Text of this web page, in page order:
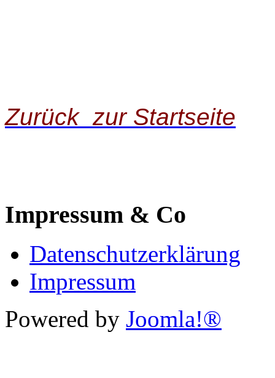
Zurück zur Startseite
Impressum & Co
Datenschutzerklärung
Impressum
Powered by Joomla!®